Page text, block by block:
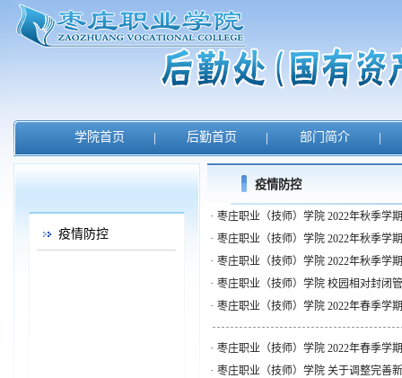
学院首页 | 后勤首页 | 部门简介 |
疫情防控
疫情防控
· 枣庄职业（技师）学院 2022年秋季学
· 枣庄职业（技师）学院 2022年秋季学
· 枣庄职业（技师）学院 2022年秋季学
· 枣庄职业（技师）学院 校园相对封闭
· 枣庄职业（技师）学院 2022年春季学
· 枣庄职业（技师）学院 2022年春季学
· 枣庄职业（技师）学院 关于调整完善